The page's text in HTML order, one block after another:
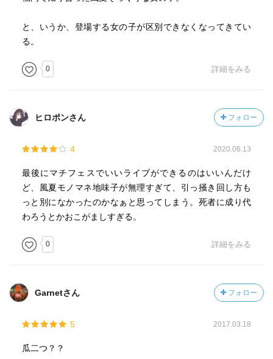
と、いうか、登場する女の子が区別できなくなってきてい
る。
0 詳細をみる
ヒロポンさん フォロー
4 2020.06.13
最後にマチフェスでいいライブができるのはいいんだけ
ど、風夏モノマネ地味子が無理すぎて、引っ掻き回し方も
っと別になかったのかなぁと思ってしまう。死者に成り代
わろうとかおこがましすぎる。
0 詳細をみる
Garnetさん フォロー
5 2017.03.18
瓜二つ？？